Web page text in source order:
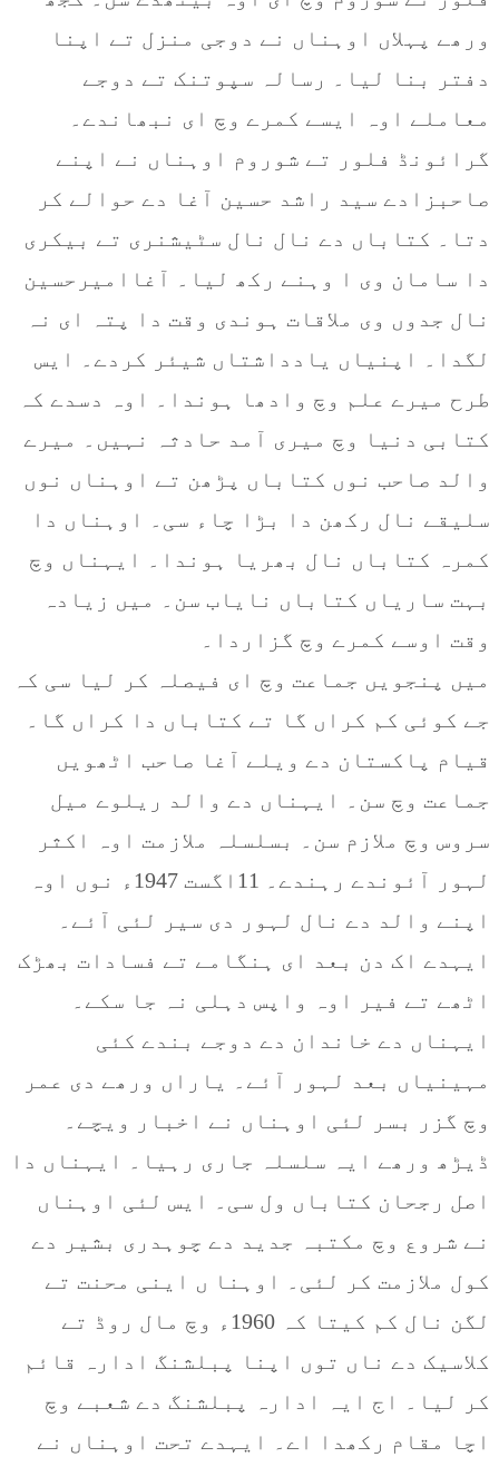
ورھے پہلاں اوہناں نے دوجی منزل تے اپنا
دفتر بنا لیا۔ رسالہ سپوتنک تے دوجے
معاملے اوہ ایسے کمرے وچ ای نبھاندے۔
گرائونڈ فلور تے شوروم اوہناں نے اپنے
صاحبزادے سید راشد حسین آغا دے حوالے کر
دتا۔ کتاباں دے نال نال سٹیشنری تے بیکری
دا سامان وی ا وہنے رکھ لیا۔ آغاامیرحسین
نال جدوں وی ملاقات ہوندی وقت دا پتہ ای نہ
لگدا۔ اپنیاں یادداشتاں شیئر کردے۔ ایس
طرح میرے علم وچ وادھا ہوندا۔ اوہ دسدے کہ
کتابی دنیا وچ میری آمد حادثہ نہیں۔ میرے
والد صاحب نوں کتاباں پڑھن تے اوہناں نوں
سلیقے نال رکھن دا بڑا چاء سی۔ اوہناں دا
کمرہ کتاباں نال بھریا ہوندا۔ ایہناں وچ
بہت ساریاں کتاباں نایاب سن۔ میں زیادہ
وقت اوسے کمرے وچ گزاردا۔
میں پنجویں جماعت وچ ای فیصلہ کر لیا سی کہ
جے کوئی کم کراں گا تے کتاباں دا کراں گا۔
قیام پاکستان دے ویلے آغا صاحب اٹھویں
جماعت وچ سن۔ ایہناں دے والد ریلوے میل
سروس وچ ملازم سن۔ بسلسلہ ملازمت اوہ اکثر
لہور آئوندے رہندے۔ 11اگست 1947ء نوں اوہ
اپنے والد دے نال لہور دی سیر لئی آئے۔
ایہدے اک دن بعد ای ہنگامے تے فسادات بھڑک
اٹھے تے فیر اوہ واپس دہلی نہ جا سکے۔
ایہناں دے خاندان دے دوجے بندے کئی
مہینیاں بعد لہور آئے۔ یاراں ورھے دی عمر
وچ گزر بسر لئی اوہناں نے اخبار ویچے۔
ڈیڑھ ورھے ایہ سلسلہ جاری رہیا۔ ایہناں دا
اصل رجحان کتاباں ول سی۔ ایس لئی اوہناں
نے شروع وچ مکتبہ جدید دے چوہدری بشیر دے
کول ملازمت کر لئی۔ اوہنا ں اینی محنت تے
لگن نال کم کیتا کہ 1960ء وچ مال روڈ تے
کلاسیک دے ناں توں اپنا پبلشنگ ادارہ قائم
کر لیا۔ اج ایہ ادارہ پبلشنگ دے شعبے وچ
اچا مقام رکھدا اے۔ ایہدے تحت اوہناں نے